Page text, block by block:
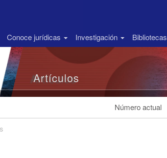
Conoce jurídicas Investigación Bibliotecas
Artículos
Número actual